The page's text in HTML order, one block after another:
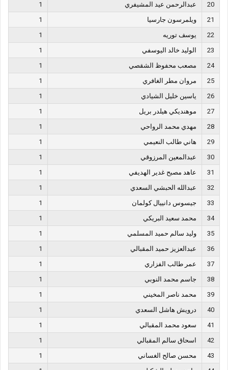
20
عبدالرحمن عيد المشيفري
1
21
ويلمرسون جارسيا
1
22
يوسف توريه
1
23
الوليد خالد اليوسفي
1
24
مصعب محفوظ الشقصي
1
25
مروان مطر الغافري
1
26
ياسين خليل الشيادي
1
27
موهنديكي هيلدر بريل
1
28
مهدي محمد الرواحي
1
29
هاني طالب النعيمي
1
30
عبدالمعين المرزوقي
1
31
عاهد مصبح غدير الهديفي
1
32
عبدالله الحبشي السعدي
1
33
جيسوس دانييال كولمان
1
34
محمد سعيد البريكي
1
35
وليد سالم حميد المسلمي
1
36
عبدالعزيز حميد المقبالي
1
37
عمر طالب الفزاري
1
38
جاسم محمد النوبي
1
39
محمد ناصر المخيني
1
40
درويش هاشل السعدي
1
41
سعود محمد المقبالي
1
42
اسحاق سالم المقبالي
1
43
محسن صالح الغساني
1